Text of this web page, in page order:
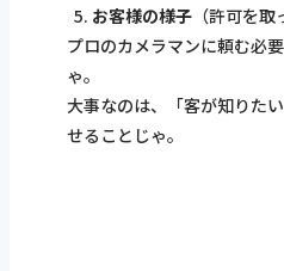
お客様の様子 （許可を
プロのカメラマンに頼む必
ゃ。
大事なのは、「客が知りた
せることじゃ。